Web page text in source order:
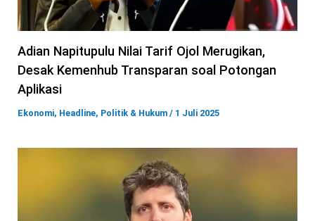
Adian Napitupulu Nilai Tarif Ojol Merugikan,
Desak Kemenhub Transparan soal Potongan
Aplikasi
Ekonomi, Headline, Politik & Hukum / 1 Juli 2025